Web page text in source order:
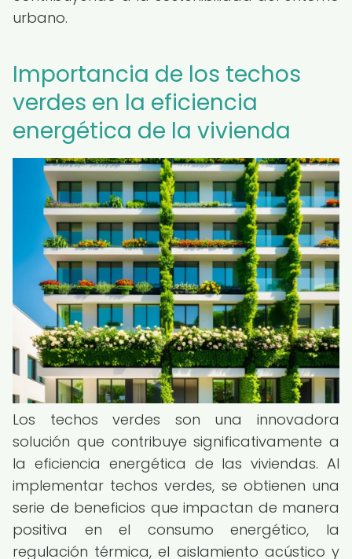
urbano.
Importancia de los techos
verdes en la eficiencia
energética de la vivienda
Los techos verdes son una innovadora
solución que contribuye significativamente a
la eficiencia energética de las viviendas. Al
implementar techos verdes, se obtienen una
serie de beneficios que impactan de manera
positiva en el consumo energético, la
regulación térmica, el aislamiento acústico y